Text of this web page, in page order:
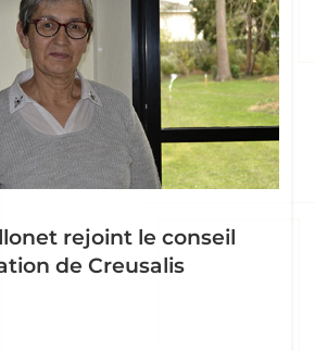
rejoint le conseil
de Creusalis